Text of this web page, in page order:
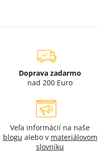
Doprava zadarmo
nad 200 Euro
Veľa informácií na naše
blogu alebo v materiálovom
slovníku